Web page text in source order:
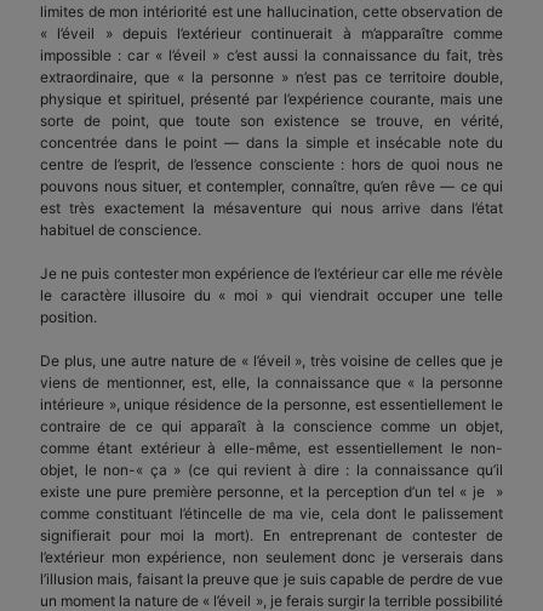
limites de mon intériorité est une hallucination, cette observation de
« l’éveil » depuis l’extérieur continuerait à m’apparaître comme
impossible : car « l’éveil » c’est aussi la connaissance du fait, très
extraordinaire, que « la personne » n’est pas ce territoire double,
physique et spirituel, présenté par l’expérience courante, mais une
sorte de point, que toute son existence se trouve, en vérité,
concentrée dans le point — dans la simple et insécable note du
centre de l’esprit, de l’essence consciente : hors de quoi nous ne
pouvons nous situer, et contempler, connaître, qu’en rêve — ce qui
est très exactement la mésaventure qui nous arrive dans l’état
habituel de conscience.
Je ne puis contester mon expérience de l’extérieur car elle me révèle
le caractère illusoire du « moi » qui viendrait occuper une telle
position.
De plus, une autre nature de « l’éveil », très voisine de celles que je
viens de mentionner, est, elle, la connaissance que « la personne
intérieure », unique résidence de la personne, est essentiellement le
contraire de ce qui apparaît à la conscience comme un objet,
comme étant extérieur à elle-même, est essentiellement le non-
objet, le non-« ça » (ce qui revient à dire : la connaissance qu’il
existe une pure première personne, et la perception d’un tel « je »
comme constituant l’étincelle de ma vie, cela dont le palissement
signifierait pour moi la mort). En entreprenant de contester de
l’extérieur mon expérience, non seulement donc je verserais dans
l’illusion mais, faisant la preuve que je suis capable de perdre de vue
un moment la nature de « l’éveil », je ferais surgir la terrible possibilité